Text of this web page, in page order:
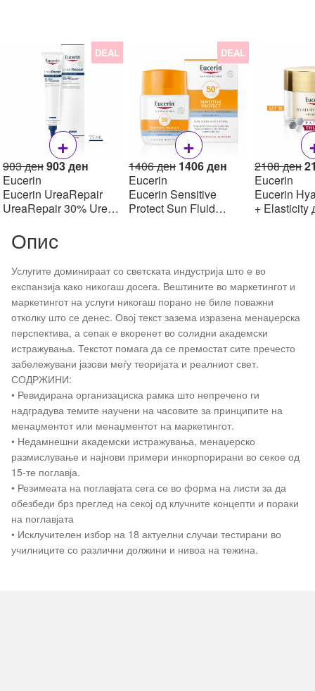
DEAL
+
903денOriginal
was:
903 ден.
903ден
is:
903 ден.
Eucerin
Eucerin UreaRepair
UreaRepair 30% Urea
30% уреа 75 мл
DEAL
+
1406ден Original
was:
1406 ден.
1406ден Current
1406 ден.
Eucerin
Eucerin Sensitive
Protect Sun Fluid
2108ден
Eucerin
Eucerin
+ Elasticity
Опис
Услугите доминираат со светската индустрија што е во
експанзија како никогаш досега. Вештините во маркетингот и
маркетингот на услуги никогаш порано не биле поважни
отколку што се денес. Овој текст зазема изразена менаџерска
перспектива, а сепак е вкоренет во солидни академски
истражувања. Текстот помага да се премостат сите пречесто
забележувани јазови меѓу теоријата и реалниот свет.
СОДРЖИНИ:
• Ревидирана организациска рамка што непречено ги
надградува темите научени на часовите за принципите на
менаџментот или менаџментот на маркетингот.
• Недамнешни академски истражувања, менаџерско
размислување и најнови примери инкорпорирани во секое од
15-те поглавја.
• Резимеата на поглавјата сега се во форма на листи за да
обезбеди брз преглед на секој од клучните концепти и пораки
на поглавјата
• Исклучителен избор на 18 актуелни случаи тестирани во
училниците со различни должини и нивоа на тежина.